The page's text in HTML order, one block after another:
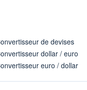
de devises
dollar / euro
euro / dollar